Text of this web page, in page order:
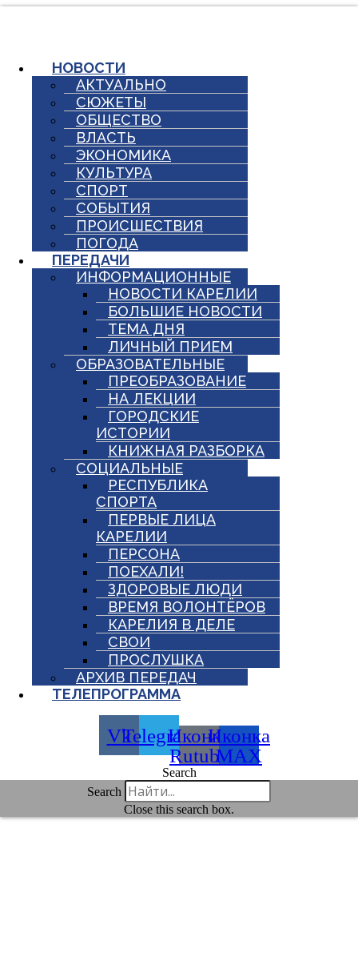
НОВОСТИ
АКТУАЛЬНО
СЮЖЕТЫ
ОБЩЕСТВО
ВЛАСТЬ
ЭКОНОМИКА
КУЛЬТУРА
СПОРТ
СОБЫТИЯ
ПРОИСШЕСТВИЯ
ПОГОДА
ПЕРЕДАЧИ
ИНФОРМАЦИОННЫЕ
НОВОСТИ КАРЕЛИИ
БОЛЬШИЕ НОВОСТИ
ТЕМА ДНЯ
ЛИЧНЫЙ ПРИЕМ
ОБРАЗОВАТЕЛЬНЫЕ
ПРЕОБРАЗОВАНИЕ
НА ЛЕКЦИИ
ГОРОДСКИЕ
ИСТОРИИ
КНИЖНАЯ РАЗБОРКА
СОЦИАЛЬНЫЕ
РЕСПУБЛИКА
СПОРТА
ПЕРВЫЕ ЛИЦА
КАРЕЛИИ
ПЕРСОНА
ПОЕХАЛИ!
ЗДОРОВЫЕ ЛЮДИ
ВРЕМЯ ВОЛОНТЁРОВ
КАРЕЛИЯ В ДЕЛЕ
СВОИ
ПРОСЛУШКА
АРХИВ ПЕРЕДАЧ
ТЕЛЕПРОГРАММА
VkTelegramИконка
Rutube
Иконка
MAX
Search
Search
Close this search box.